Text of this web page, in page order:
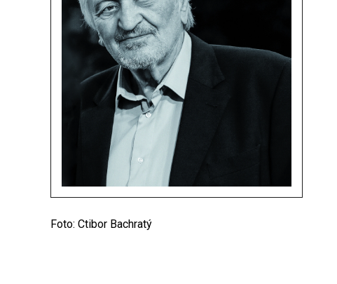
Foto: Ctibor Bachratý